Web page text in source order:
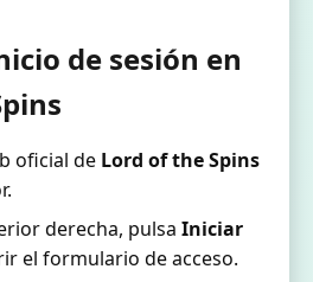
de sesión en
oficial de Lord of the Spins
derecha, pulsa Iniciar
el formulario de acceso.